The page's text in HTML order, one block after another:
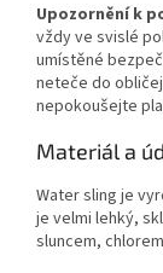
Upozornění k
vždy ve svislé
umístěné
neteče do
nepokoušejte
Materiál a
Water sling je
je velmi lehký,
sluncem,